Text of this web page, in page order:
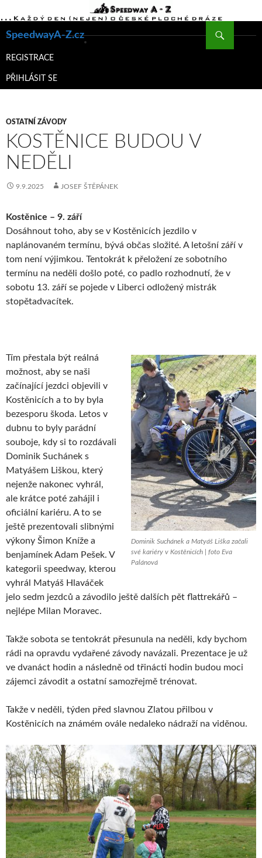
SpeedwayA-Z.cz
K
WEBU
REGISTRACE
PŘIHLÁSIT SE
OSTATNÍ ZÁVODY
KOSTĚNICE BUDOU V
NEDĚLI
9.9.2025 JOSEF ŠTĚPÁNEK
Kostěnice – 9. září
Dosáhnout toho, aby se v Kostěnicích jezdilo v
naplánovaném termínu, bývá občas složité. A letošní září v
tom není výjimkou. Tentokrát k přeložení ze sobotního
termínu na neděli došlo poté, co padlo rozhodnutí, že v
sobotu 13. září se pojede v Liberci odložený mistrák
stopětadvacítek.
Dominik Suchánek a Matyáš Liška začali
své kariéry v Kostěnicích | foto Eva
Palánová
Tím přestala být reálná
možnost, aby se naši
začínající jezdci objevili v
Kostěnicích a to by byla
bezesporu škoda. Letos v
dubnu to byly parádní
souboje, kdy si to rozdávali
Dominik Suchánek s
Matyášem Liškou, který
nejenže nakonec vyhrál,
ale krátce poté zahájil i
oficiální kariéru. A to se
ještě prezentovali slibnými
výkony Šimon Kníže a
benjamínek Adam Pešek. V
kategorii speedway, kterou
vyhrál Matyáš Hlaváček
jelo sedm jezdců a závodilo ještě dalších pět flattrekářů –
nejlépe Milan Moravec.
Takže sobota se tentokrát přesunula na neděli, kdy bychom
rádi na opravdu vydařené závody navázali. Prezentace je už
ve dvanáct hodin a následně od třinácti hodin budou moci
zájemci závodit a ostatní samozřejmě trénovat.
Takže v neděli, týden před slavnou Zlatou přilbou v
Kostěnicích na známém ovále nedaleko nádraží na viděnou.